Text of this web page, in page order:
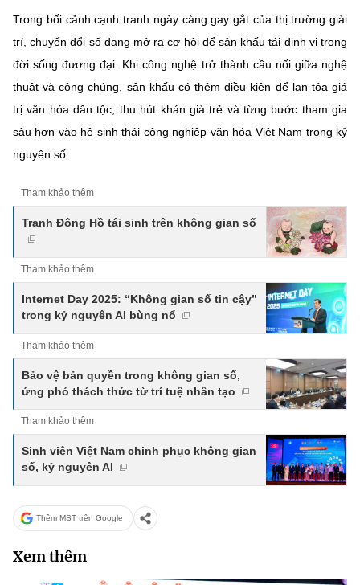
Trong bối cảnh cạnh tranh ngày càng gay gắt của thị trường giải
trí, chuyển đổi số đang mở ra cơ hội để sân khấu tái định vị trong
đời sống đương đại. Khi công nghệ trở thành cầu nối giữa nghệ
thuật và công chúng, sân khấu có thêm điều kiện để lan tỏa giá
trị văn hóa dân tộc, thu hút khán giả trẻ và từng bước tham gia
sâu hơn vào hệ sinh thái công nghiệp văn hóa Việt Nam trong kỷ
nguyên số.
Tham khảo thêm
Tranh Đông Hồ tái sinh trên không gian số
Tham khảo thêm
Internet Day 2025: “Không gian số tin cậy”
trong kỷ nguyên AI bùng nổ
Tham khảo thêm
Bảo vệ bản quyền trong không gian số,
ứng phó thách thức từ trí tuệ nhân tạo
Tham khảo thêm
Sinh viên Việt Nam chinh phục không gian
số, kỷ nguyên AI
Thêm MST trên Google
Xem thêm